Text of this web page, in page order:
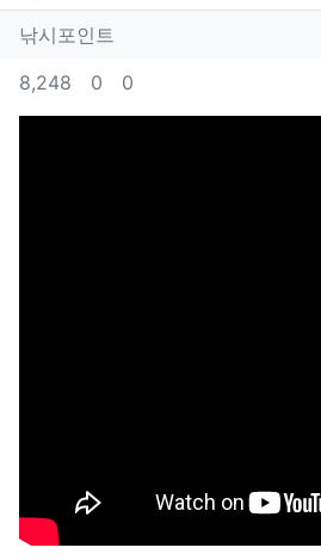
작성자 정보
낚시포인트
컨텐츠 정보
8,248 조회
0 추천
0